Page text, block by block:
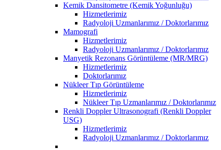
Kemik Dansitometre (Kemik Yoğunluğu)
Hizmetlerimiz
Radyoloji Uzmanlarımız / Doktorlarımız
Mamografi
Hizmetlerimiz
Radyoloji Uzmanlarımız / Doktorlarımız
Manyetik Rezonans Görüntüleme (MR/MRG)
Hizmetlerimiz
Doktorlarımız
Nükleer Tıp Görüntüleme
Hizmetlerimiz
Nükleer Tıp Uzmanlarımız / Doktorlarımız
Renkli Doppler Ultrasonografi (Renkli Doppler
USG)
Hizmetlerimiz
Radyoloji Uzmanlarımız / Doktorlarımız